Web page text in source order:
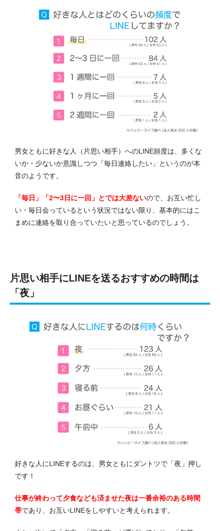
男女ともに好きな人（片思い相手）へのLINE頻度は、多くな
いか・少ないか意識しつつ「毎日連絡したい」というのが本
音のようです。
「毎日」「2〜3日に一回」とでは大差ないので、お互い忙し
い・毎日会っているという状況ではない限り、基本的にはこ
まめに連絡を取り合っていたいと思っているのでしょう。
片思い相手にLINEを送るおすすめの時間は
「夜」
好きな人にLINEするのは、男女ともにダントツで「夜」押し
です！
仕事が終わって夕食なども済ませた夜は一番余裕のある時間
帯であり、お互いLINEをしやすいと考えられます。